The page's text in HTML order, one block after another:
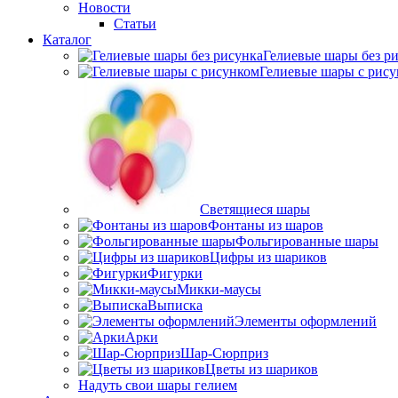
Новости
Статьи
Каталог
Гелиевые шары без
Гелиевые шары с
Светящиеся шары
Фонтаны из шаров
Фольгированные шары
Цифры из шариков
Фигурки
Микки-маусы
Выписка
Элементы оформлений
Арки
Шар-Сюрприз
Цветы из шариков
Надуть свои шары гелием